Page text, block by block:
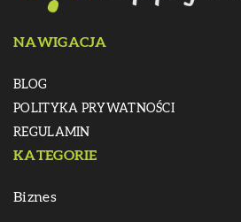
NAWIGACJA
BLOG
POLITYKA PRYWATNOŚCI
REGULAMIN
KATEGORIE
Biznes